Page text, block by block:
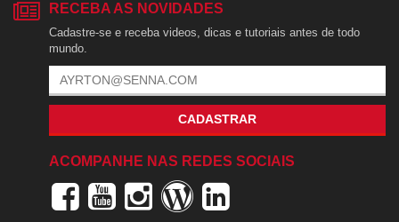
RECEBA AS NOVIDADES
Cadastre-se e receba videos, dicas e tutoriais antes de todo
mundo.
CADASTRAR
ACOMPANHE NAS REDES SOCIAIS